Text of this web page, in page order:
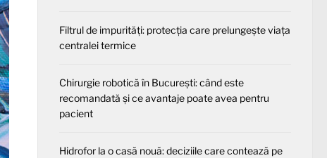
Filtrul de impurități: protecția care prelungește viața
centralei termice
Chirurgie robotică în București: când este
recomandată și ce avantaje poate avea pentru
pacient
Hidrofor la o casă nouă: deciziile care contează pe